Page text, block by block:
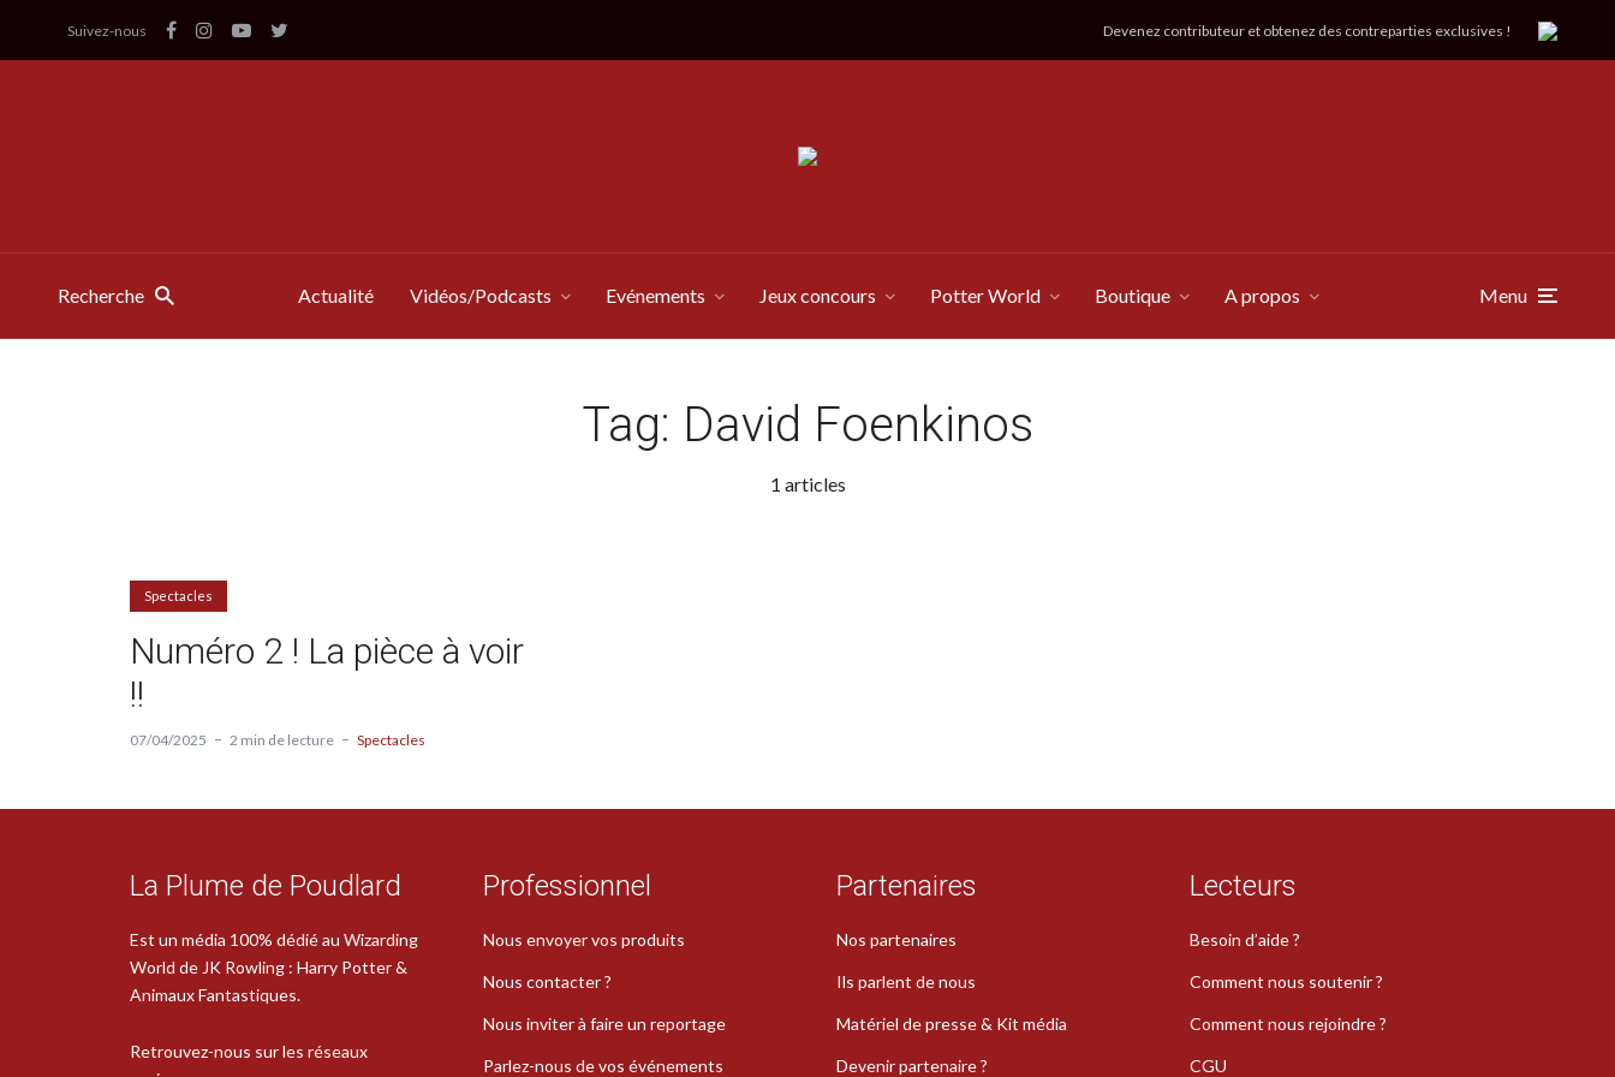
Suivez-nous Devenez contributeur et obtenez des contreparties exclusives !
Recherche Actualité Vidéos/Podcasts Evénements Jeux concours Potter World Boutique A propos Menu
Tag: David Foenkinos
1 articles
Spectacles
Numéro 2 ! La pièce à voir
!!
07/04/2025 2 min de lecture Spectacles
La Plume de Poudlard
Est un média 100% dédié au Wizarding
World de JK Rowling : Harry Potter &
Animaux Fantastiques.
Retrouvez-nous sur les réseaux
Professionnel
Nous envoyer vos produits
Nous contacter ?
Nous inviter à faire un reportage
Parlez-nous de vos événements
Partenaires
Nos partenaires
Ils parlent de nous
Matériel de presse & Kit média
Devenir partenaire ?
Lecteurs
Besoin d’aide ?
Comment nous soutenir ?
Comment nous rejoindre ?
CGU